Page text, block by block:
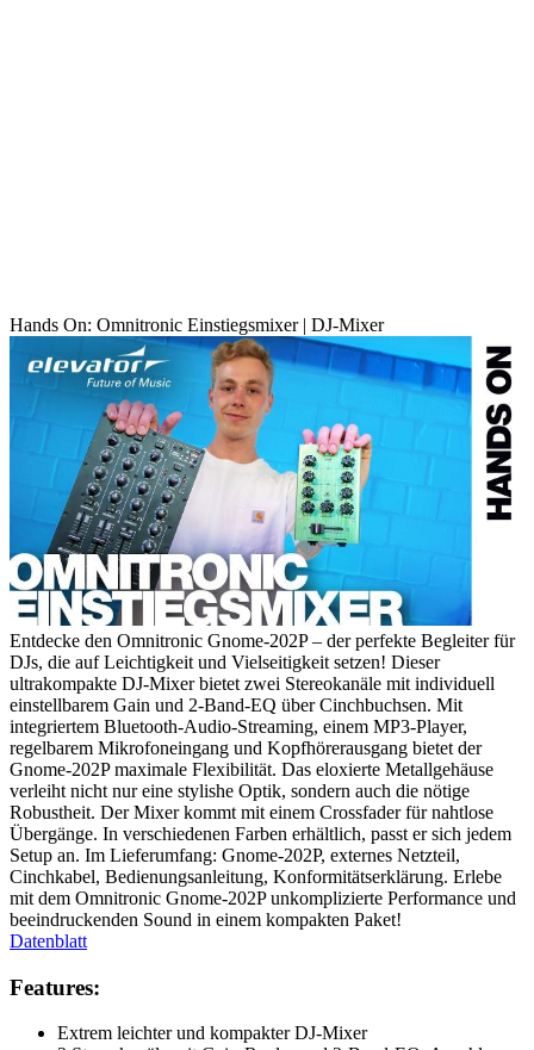
Hands On: Omnitronic Einstiegsmixer | DJ-Mixer
Entdecke den Omnitronic Gnome-202P – der perfekte Begleiter für
DJs, die auf Leichtigkeit und Vielseitigkeit setzen! Dieser
ultrakompakte DJ-Mixer bietet zwei Stereokanäle mit individuell
einstellbarem Gain und 2-Band-EQ über Cinchbuchsen. Mit
integriertem Bluetooth-Audio-Streaming, einem MP3-Player,
regelbarem Mikrofoneingang und Kopfhörerausgang bietet der
Gnome-202P maximale Flexibilität. Das eloxierte Metallgehäuse
verleiht nicht nur eine stylishe Optik, sondern auch die nötige
Robustheit. Der Mixer kommt mit einem Crossfader für nahtlose
Übergänge. In verschiedenen Farben erhältlich, passt er sich jedem
Setup an. Im Lieferumfang: Gnome-202P, externes Netzteil,
Cinchkabel, Bedienungsanleitung, Konformitätserklärung. Erlebe
mit dem Omnitronic Gnome-202P unkomplizierte Performance und
beeindruckenden Sound in einem kompakten Paket!
Datenblatt
Features:
Extrem leichter und kompakter DJ-Mixer